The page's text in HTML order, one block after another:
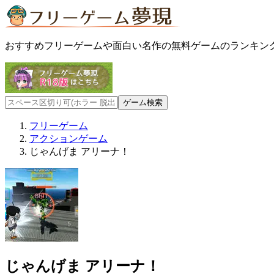
おすすめフリーゲームや面白い名作の無料ゲームのランキン
フリーゲーム
アクションゲーム
じゃんげま アリーナ！
じゃんげま アリーナ！